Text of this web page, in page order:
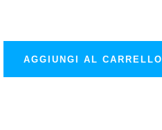
AGGIUNGI AL CARRELLO